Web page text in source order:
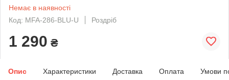
Немає в наявності
Код: MFA-286-BLU-U
Роздріб
1 290 ₴
Опис Характеристики Доставка Оплата Умови